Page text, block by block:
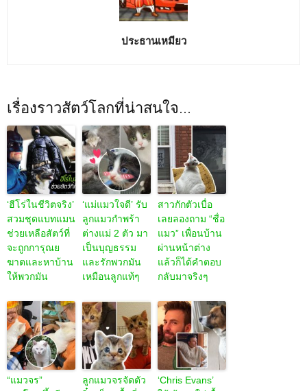
ประธานเหมียว
เรื่องราวสัตว์โลกที่น่าสนใจ...
‘ฮีโร่ในชีวิตจริง’
สวมชุดแบทแมน
ช่วยเหลือสัตว์ที่
จะถูกการุณย
ฆาตและหาบ้าน
ให้พวกมัน
‘แม่แมวใจดี’ รับ
ลูกแมวกำพร้า
ต่างแม่ 2 ตัว มา
เป็นบุญธรรม
และรักพวกมัน
เหมือนลูกแท้ๆ
สาวกักตัวเบื่อ
เลยลองถาม “ชื่อ
แมว” เพื่อนบ้าน
ผ่านหน้าต่าง
แล้วก็ได้คำตอบ
กลับมาจริงๆ
“แมวจร”
ลูกแมวจรจัดตัว
‘Chris Evans’